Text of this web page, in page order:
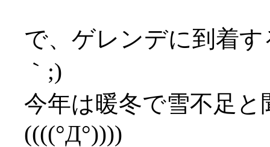
で、ゲレンデに到着
｀;)
今年は暖冬で雪不足
((((°Д°))))